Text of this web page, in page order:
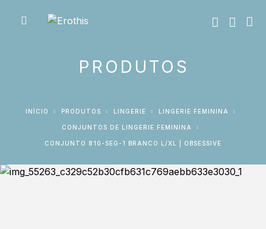
PRODUTOS
INÍCIO PRODUTOS LINGERIE LINGERIE FEMININA
CONJUNTOS DE LINGERIE FEMININA
CONJUNTO 810-SEG-1 BRANCO L/XL | OBSESSIVE